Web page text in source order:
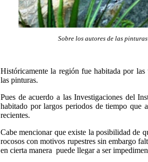
Sobre los autores de las
Históricamente la región fue habitada por
las pinturas.
Pues de acuerdo a las Investigaciones del
habitado por largos periodos de tiempo que
recientes.
Cabe mencionar que existe la posibilidad de
rocosos con motivos rupestres sin embargo
en cierta manera puede llegar a ser